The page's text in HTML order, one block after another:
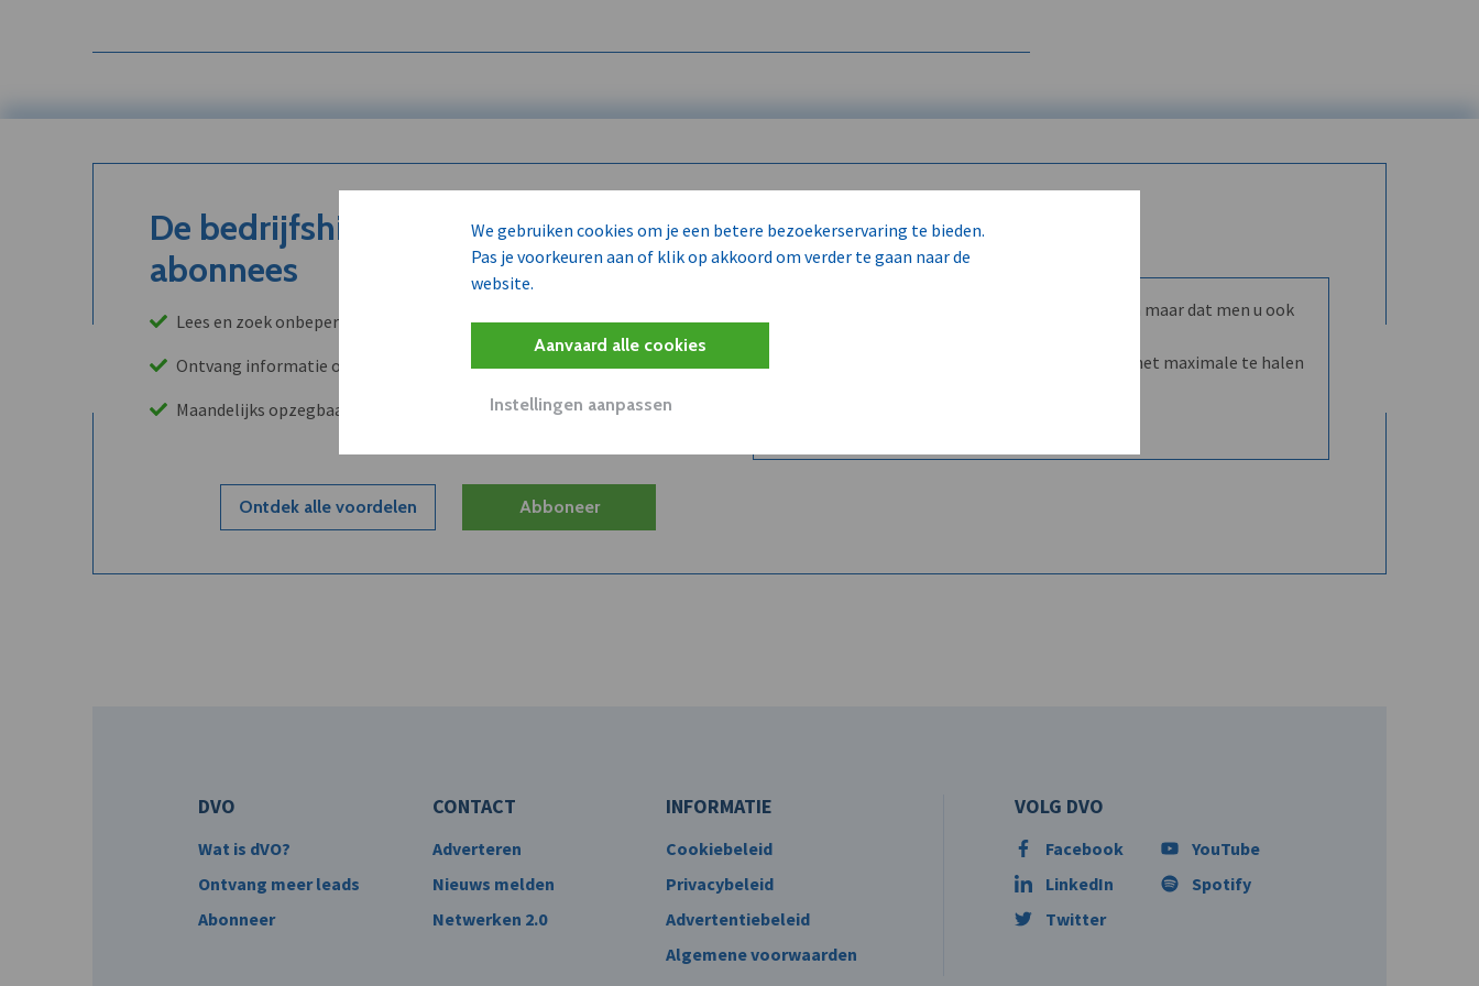
We gebruiken cookies om je een betere bezoekerservaring te bieden.
Pas je voorkeuren aan of klik op akkoord om verder te gaan naar de
website.
Aanvaard alle cookies
Instellingen aanpassen
De bedrijfshistoriek is enkel voor
abonnees
Lees en zoek onbeperkt in onze archieven
Ontvang informatie over leads, klanten, concurrenten en/of partners
Maandelijks opzegbaar
Ontdek alle voordelen Abboneer
Wilt u niet enkel de dVO community leren kennen maar dat men u ook
Word dVO Member voor €72/mnd en dVO helpt u het maximale te halen
DVO
Wat is dVO?
Ontvang meer leads
Abonneer
CONTACT
Adverteren
Nieuws melden
Netwerken 2.0
INFORMATIE
Cookiebeleid
Privacybeleid
Advertentiebeleid
Algemene voorwaarden
VOLG DVO
Facebook
LinkedIn
Twitter
YouTube
Spotify